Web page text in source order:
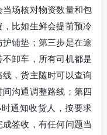
场核对物资数量和包
比如生鲜会提前预冷
铺垫；第三步是在途
卸车，所有司机都是
，货主随时可以查询
沟通调整路线；第四
通知收货人，按要求
签收，有任何问题当